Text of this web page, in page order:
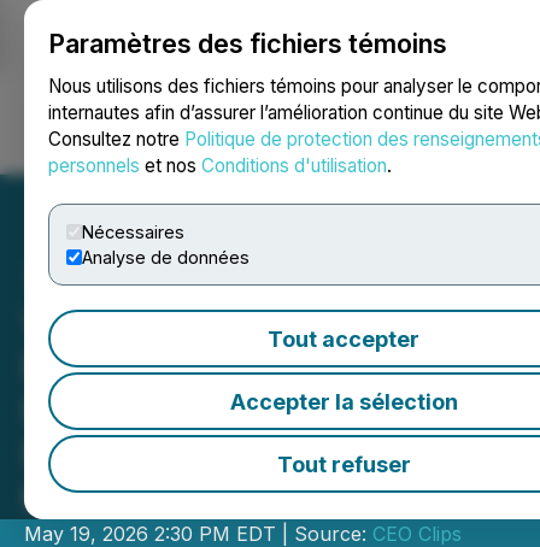
Paramètres des fichiers témoins
Nous utilisons des fichiers témoins pour analyser le
internautes afin d’assurer l’amélioration continue du site
Consultez notre Politique de protection des
personnels et nos Conditions d'utilisation.
Nécessaires
Analyse de données
Tout accepter
Accepter la sélection
Tout refuser
Ouvrir une session Recherche English
Video - CEO Clips: Evolve
Royalties: Gaining
Exposure to Critical
Minerals Through a Royalty
Model
May 19, 2026 2:30 PM EDT | Source: CEO Clips